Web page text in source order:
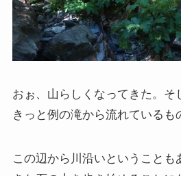
おぉ、山らしくなってきた。そ
きっと例の滝から流れているも
この辺から川沿いということも